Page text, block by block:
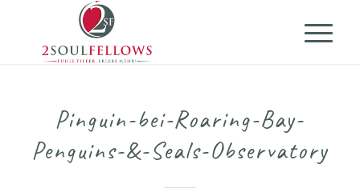
Pinguin-bei-Roaring-Bay-
Penguins-&-Seals-Observatory